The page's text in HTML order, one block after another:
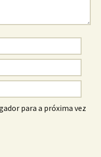
para a próxima vez